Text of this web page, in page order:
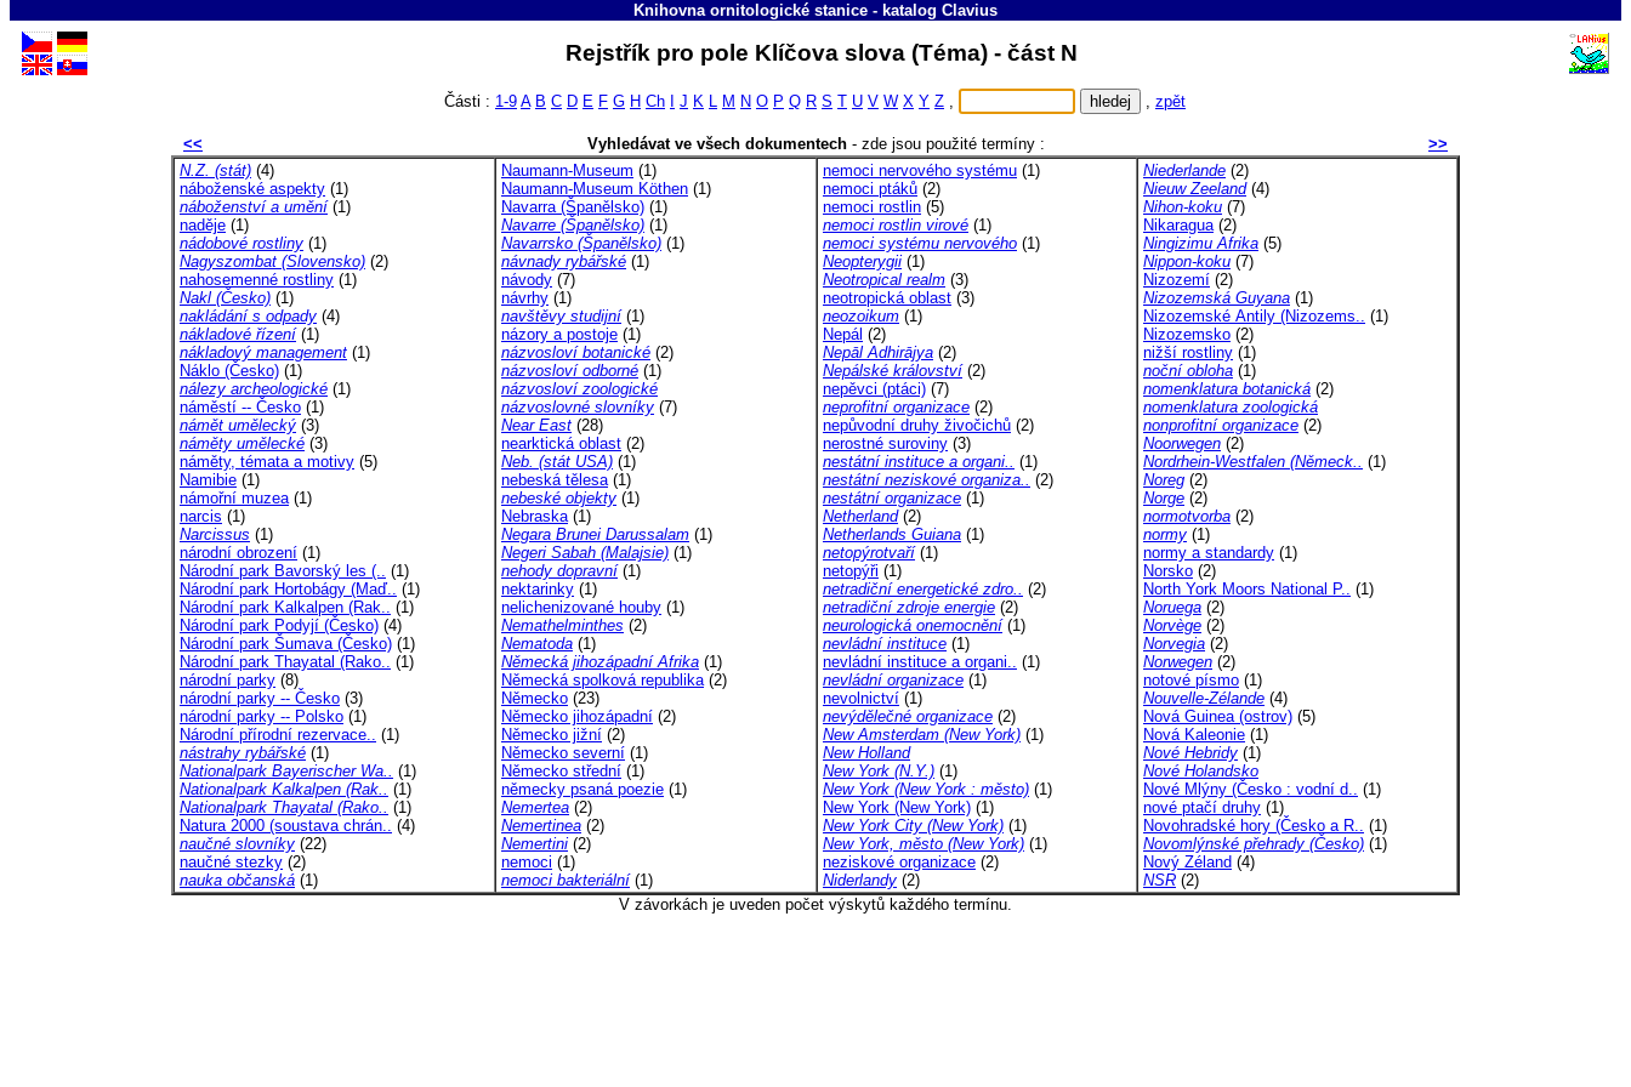
Knihovna ornitologické stanice - katalog Clavius
Rejstřík pro pole Klíčova slova (Téma) - část N
Části : 1-9 A B C D E F G H Ch J K L M N O P Q R S T U V W X Y Z , , zpět
<< Vyhledávat ve všech dokumentech - zde jsou použité termíny :
>>
N.Z. (stát) (4)
náboženské aspekty (1)
náboženství a umění(1)
naděje (1)
nádobové rostliny (1)
Nagyszombat (Slovensko) (2)
nahosemenné rostliny (1)
Nakl (Česko) (1)
nakládání s odpady (4)
nákladové řízení(1)
nákladový management (1)
Náklo (Česko) (1)
nálezy archeologické (1)
náměstí -- Česko (1)
námět umělecký (3)
náměty umělecké (3)
náměty, témata a motivy (5)
Namibie (1)
námořní muzea(1)
narcis (1)
Narcissus (1)
národní obrození (1)
Národní park Bavorský les (.. (1)
Národní park Hortobágy (Maď.. (1)
Národní park Kalkalpen (Rak.. (1)
Národní park Podyjí (Česko) (4)
Národní park Šumava (Česko) (1)
Národní park Thayatal (Rako.. (1)
národní parky (8)
národní parky -- Česko (3)
národní parky -- Polsko (1)
Národní přírodní rezervace.. (1)
nástrahy rybářské (1)
Nationalpark Bayerischer Wa.. (1)
Nationalpark Kalkalpen (Rak.. (1)
Nationalpark Thayatal (Rako.. (1)
Natura 2000 (soustava chrán.. (4)
naučné slovníky (22)
naučné stezky (2)
nauka občanská (1)
Naumann-Museum (1)
Naumann-Museum Köthen (1)
Navarra (Španělsko) (1)
Navarre (Španělsko) (1)
Navarrsko (Španělsko) (1)
návnady rybářské (1)
návody (7)
návrhy (1)
navštěvy studijní(1)
názory a postoje (1)
názvosloví botanické (2)
názvosloví odborné (1)
názvosloví zoologické
názvoslovné slovníky (7)
Near East (28)
nearktická oblast (2)
Neb. (stát USA) (1)
nebeská tělesa(1)
nebeské objekty (1)
Nebraska(1)
Negara Brunei Darussalam (1)
Negeri Sabah (Malajsie) (1)
nehody dopravní(1)
nektarinky (1)
nelichenizované houby (1)
Nemathelminthes (2)
Nematoda (1)
Německá jihozápadní Afrika (1)
Německá spolková republika(2)
Německo (23)
Německo jihozápadní (2)
Německo jižní (2)
Německo severní (1)
Německo střední (1)
německy psaná poezie (1)
Nemertea (2)
Nemertinea (2)
Nemertini (2)
nemoci (1)
nemoci bakteriální(1)
nemoci nervového systému (1)
nemoci ptáků (2)
nemoci rostlin (5)
nemoci rostlin virové (1)
nemoci systému nervového (1)
Neopterygii (1)
Neotropical realm (3)
neotropická oblast (3)
neozoikum (1)
Nepál (2)
Nepāl Adhirājya (2)
Nepálské království(2)
nepěvci (ptáci) (7)
neprofitní organizace (2)
nepůvodní druhy živočichů (2)
nerostné suroviny (3)
nestátní instituce a organi.. (1)
nestátní neziskové organiza.. (2)
nestátní organizace (1)
Netherland(2)
Netherlands Guiana (1)
netopýrotvaří(1)
netopýři (1)
netradiční energetické zdro.. (2)
netradiční zdroje energie (2)
neurologická onemocnění(1)
nevládní instituce (1)
nevládní instituce a organi.. (1)
nevládní organizace (1)
nevolnictví (1)
nevýdělečné organizace (2)
New Amsterdam (New York) (1)
New Holland
New York (N.Y.) (1)
New York (New York : město) (1)
New York (New York) (1)
New York City (New York) (1)
New York, město (New York) (1)
neziskové organizace (2)
Niderlandy (2)
Niederlande (2)
Nieuw Zeeland(4)
Nihon-koku (7)
Nikaragua(2)
Ningizimu Afrika (5)
Nippon-koku (7)
Nizozemí (2)
Nizozemská Guyana (1)
Nizozemské Antily (Nizozems.. (1)
Nizozemsko (2)
nižší rostliny (1)
noční obloha (1)
nomenklatura botanická (2)
nomenklatura zoologická
nonprofitní organizace (2)
Noorwegen (2)
Nordrhein-Westfalen (Německ.. (1)
Noreg (2)
Norge (2)
normotvorba (2)
normy (1)
normy a standardy (1)
Norsko (2)
North York Moors National P.. (1)
Noruega (2)
Norvège (2)
Norvegia (2)
Norwegen (2)
notové písmo (1)
Nouvelle-Zélande (4)
Nová Guinea (ostrov) (5)
Nová Kaleonie (1)
Nové Hebridy (1)
Nové Holandsko
Nové Mlýny (Česko : vodní d.. (1)
nové ptačí druhy (1)
Novohradské hory (Česko a R.. (1)
Novomlýnské přehrady (Česko) (1)
Nový Zéland (4)
NSR (2)
V závorkách je uveden počet výskytů každého termínu.